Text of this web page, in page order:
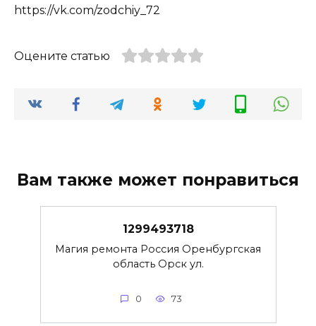
https://vk.com/zodchiy_72
Оцените статью
Вам также может понравиться
1299493718
Магия ремонта Россия Оренбургская
область Орск ул.
0 73